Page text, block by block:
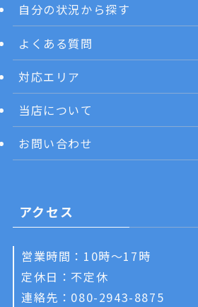
自分の状況から探す
よくある質問
対応エリア
当店について
お問い合わせ
アクセス
営業時間：10時～17時
定休日：不定休
連絡先：080-2943-8875